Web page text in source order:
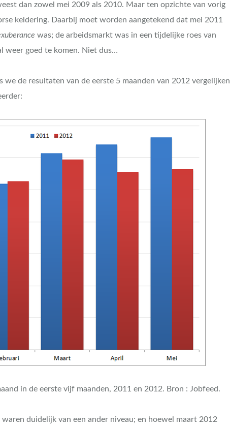
dan zowel mei 2009 als 2010. Maar ten opzichte van vorig
keldering. Daarbij moet worden aangetekend dat mei 2011
was; de arbeidsmarkt was in een tijdelijke roes van
weer goed te komen. Niet dus…
de resultaten van de eerste 5 maanden van 2012 vergelijken
in de eerste vijf maanden, 2011 en 2012. Bron : Jobfeed.
duidelijk van een ander niveau; en hoewel maart 2012